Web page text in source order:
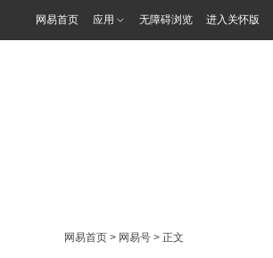
网易首页 应用 无障碍浏览 进入关怀版
网易首页 > 网易号 > 正文